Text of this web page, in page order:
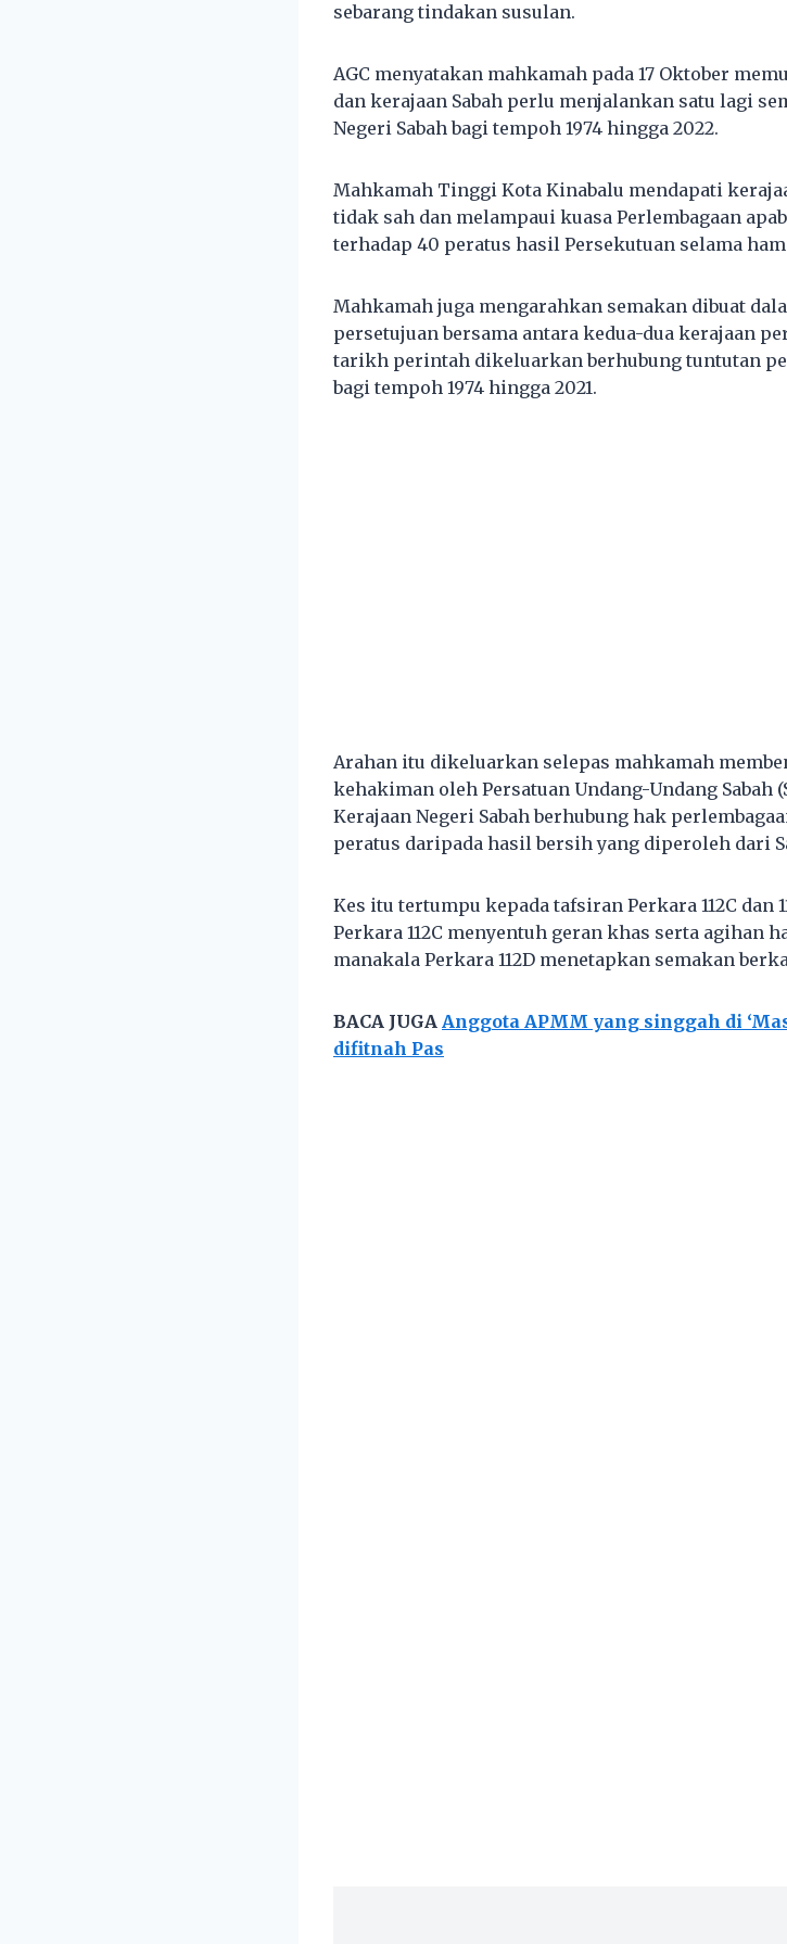
sebarang tindakan susulan.
AGC menyatakan mahkamah pada 17 Oktober
dan kerajaan Sabah perlu menjalankan satu lagi
Negeri Sabah bagi tempoh 1974 hingga 2022.
Mahkamah Tinggi Kota Kinabalu mendapati
tidak sah dan melampaui kuasa Perlembagaan
terhadap 40 peratus hasil Persekutuan selama
Mahkamah juga mengarahkan semakan dibuat
persetujuan bersama antara kedua-dua kerajaan
tarikh perintah dikeluarkan berhubung tuntutan
bagi tempoh 1974 hingga 2021.
Arahan itu dikeluarkan selepas mahkamah
kehakiman oleh Persatuan Undang-Undang Sabah
Kerajaan Negeri Sabah berhubung hak
peratus daripada hasil bersih yang diperoleh dari
Kes itu tertumpu kepada tafsiran Perkara 112C dan
Perkara 112C menyentuh geran khas serta agihan
manakala Perkara 112D menetapkan semakan
BACA JUGA Anggota APMM yang singgah di
difitnah Pas